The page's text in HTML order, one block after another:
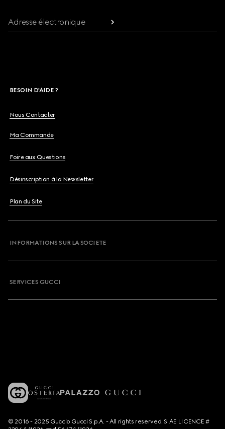
Adresse électronique
BESOIN D'AIDE ?
Nous Contacter
Ma Commande
Foire aux Questions
Désinscription à la Newsletter
Plan du Site
INFORMATIONS SUR LA SOCIETE
SERVICES GUCCI
© 2016 - 2025 Guccio Gucci S.p.A. - All rights reserved. SIAE LICENCE #